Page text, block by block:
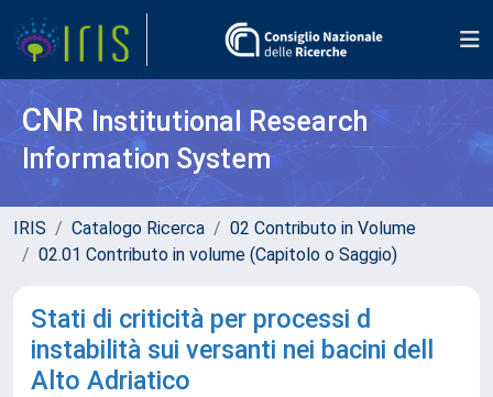
CNR Institutional Research
Information System
IRIS Catalogo Ricerca
02 Contributo in Volume
02.01 Contributo in volume (Capitolo o Saggio)
Stati di criticità per processi d
instabilità sui versanti nei bacini dell
Alto Adriatico